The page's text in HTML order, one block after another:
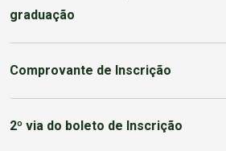
graduação
Comprovante de Inscrição
2º via do boleto de Inscrição